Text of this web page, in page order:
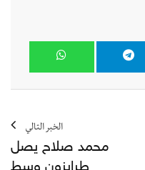
الخبر التالي
محمد صلاح يصل
طرابزون وسط